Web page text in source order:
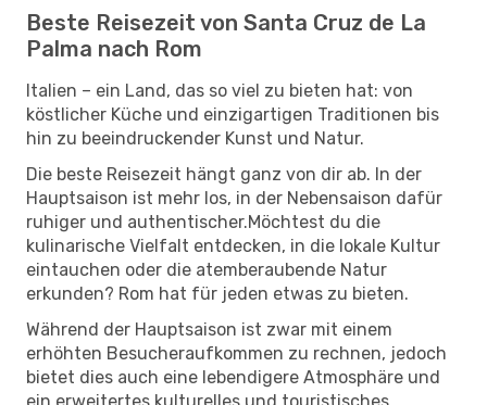
Beste Reisezeit von Santa Cruz de La
Palma nach Rom
Italien – ein Land, das so viel zu bieten hat: von
köstlicher Küche und einzigartigen Traditionen bis
hin zu beeindruckender Kunst und Natur.
Die beste Reisezeit hängt ganz von dir ab. In der
Hauptsaison ist mehr los, in der Nebensaison dafür
ruhiger und authentischer.Möchtest du die
kulinarische Vielfalt entdecken, in die lokale Kultur
eintauchen oder die atemberaubende Natur
erkunden? Rom hat für jeden etwas zu bieten.
Während der Hauptsaison ist zwar mit einem
erhöhten Besucheraufkommen zu rechnen, jedoch
bietet dies auch eine lebendigere Atmosphäre und